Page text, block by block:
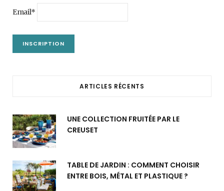
Email*
ARTICLES RÉCENTS
UNE COLLECTION FRUITÉE PAR LE
CREUSET
TABLE DE JARDIN : COMMENT CHOISIR
ENTRE BOIS, MÉTAL ET PLASTIQUE ?